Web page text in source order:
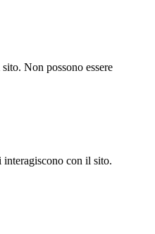
Non possono essere
con il sito.